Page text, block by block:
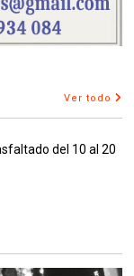
Ver todo
del 10 al 20